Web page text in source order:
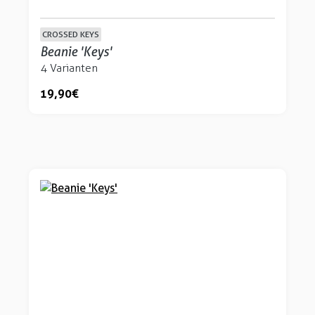
CROSSED KEYS
Beanie 'Keys'
4 Varianten
19,90 €